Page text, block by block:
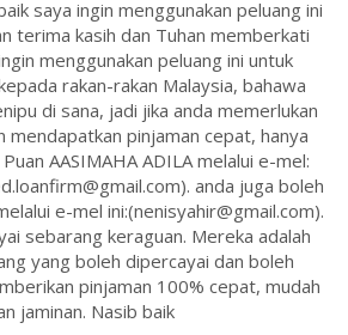
saya ingin menggunakan peluang ini
terima kasih dan Tuhan memberkati
menggunakan peluang ini untuk
rakan-rakan Malaysia, bahawa
di sana, jadi jika anda memerlukan
mendapatkan pinjaman cepat, hanya
AASIMAHA ADILA melalui e-mel:
anda juga boleh
e-mel ini:(nenisyahir@gmail.com).
sebarang keraguan. Mereka adalah
yang boleh dipercayai dan boleh
pinjaman 100% cepat, mudah
jaminan. Nasib baik